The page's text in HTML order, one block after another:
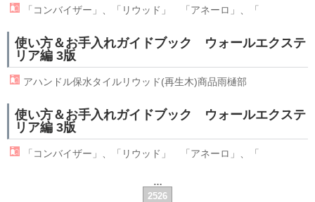
「コンバイザー」、「 リウッド 」 「アネーロ」、「
使い方＆お手入れガイドブック ウォールエクステ
リア編 3版
アハンドル保水タイルリウッド(再生木)商品雨樋部
使い方＆お手入れガイドブック ウォールエクステ
リア編 3版
「コンバイザー」、「 リウッド 」 「アネーロ」、「
…
2526